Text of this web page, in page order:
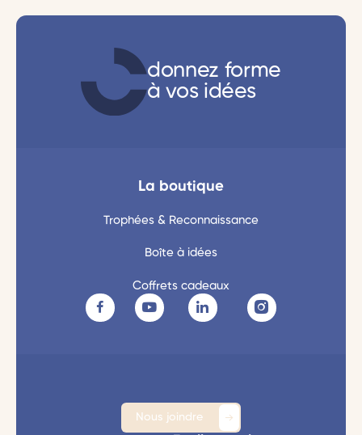
donnez forme
à vos idées
La boutique
Trophées & Reconnaissance
Boîte à idées
Coffrets cadeaux
Nous joindre